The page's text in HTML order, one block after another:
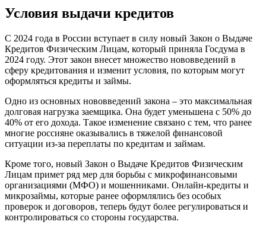
Условия выдачи кредитов
С 2024 года в России вступает в силу новый Закон о Выдаче
Кредитов Физическим Лицам, который приняла Госдума в
2024 году. Этот закон внесет множество нововведений в
сферу кредитования и изменит условия, по которым могут
оформляться кредиты и займы.
Одно из основных нововведений закона – это максимальная
долговая нагрузка заемщика. Она будет уменьшена с 50% до
40% от его дохода. Такое изменение связано с тем, что ранее
многие россияне оказывались в тяжелой финансовой
ситуации из-за переплаты по кредитам и займам.
Кроме того, новый Закон о Выдаче Кредитов Физическим
Лицам примет ряд мер для борьбы с микрофинансовыми
организациями (МФО) и мошенниками. Онлайн-кредиты и
микрозаймы, которые ранее оформлялись без особых
проверок и договоров, теперь будут более регулироваться и
контролироваться со стороны государства.